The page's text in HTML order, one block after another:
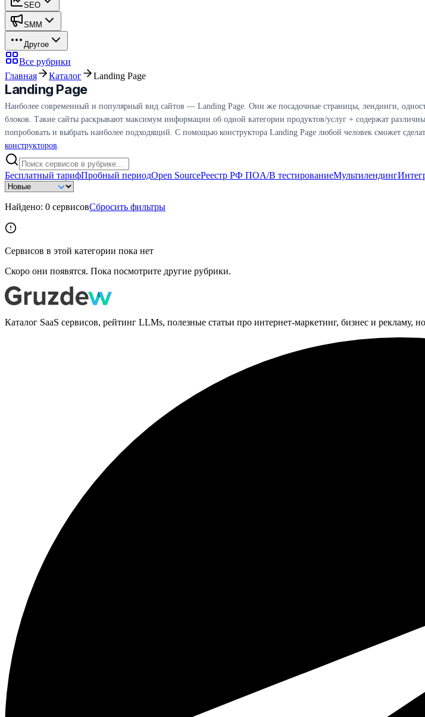
SEO
SMM
Другое
Все рубрики
Главная
Каталог Landing Page
Landing Page
Наиболее современный и популярный вид сайтов — Landing Page. Они же посадочные страницы, лендинги,
блоков. Такие сайты раскрывают максимум информации об одной категории продуктов/услуг + содержат
попробовать и выбрать наиболее подходящий. С помощью конструктора Landing Page любой человек сможет
конструкторов.
Бесплатный тарифПробный периодOpen SourceРеестр РФ ПОA/B тестированиеМультилендинг
Найдено: 0 сервисовСбросить фильтры
Сервисов в этой категории пока нет
Скоро они появятся. Пока посмотрите другие рубрики.
Каталог SaaS сервисов, рейтинг LLMs, полезные статьи про интернет-маркетинг, бизнес и рекламу,